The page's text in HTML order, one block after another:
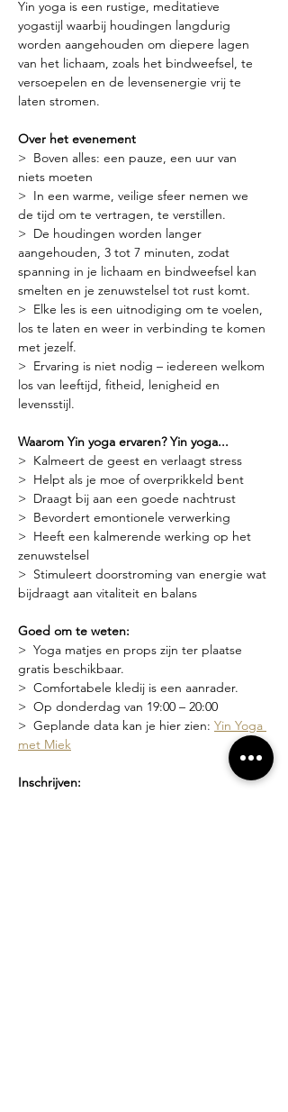
Yin yoga is een rustige, meditatieve
yogastijl waarbij houdingen langdurig
worden aangehouden om diepere lagen
van het lichaam, zoals het bindweefsel, te
versoepelen en de levensenergie vrij te
laten stromen.
Over het evenement
>  Boven alles: een pauze, een uur van
niets moeten
>  In een warme, veilige sfeer nemen we
de tijd om te vertragen, te verstillen.
>  De houdingen worden langer
aangehouden, 3 tot 7 minuten, zodat
spanning in je lichaam en bindweefsel kan
smelten en je zenuwstelsel tot rust komt.
>  Elke les is een uitnodiging om te voelen,
los te laten en weer in verbinding te komen
met jezelf.
>  Ervaring is niet nodig – iedereen welkom
los van leeftijd, fitheid, lenigheid en
levensstijl.
Waarom Yin yoga ervaren? Yin yoga...
>  Kalmeert de geest en verlaagt stress
>  Helpt als je moe of overprikkeld bent
>  Draagt bij aan een goede nachtrust
>  Bevordert emontionele verwerking
>  Heeft een kalmerende werking op het
zenuwstelsel
>  Stimuleert doorstroming van energie wat
bijdraagt aan vitaliteit en balans
Goed om te weten:
>  Yoga matjes en props zijn ter plaatse
gratis beschikbaar.
>  Comfortabele kledij is een aanrader.
>  Op donderdag van 19:00 – 20:00
>  Geplande data kan je hier zien: Yin Yoga
met Miek
Inschrijven: